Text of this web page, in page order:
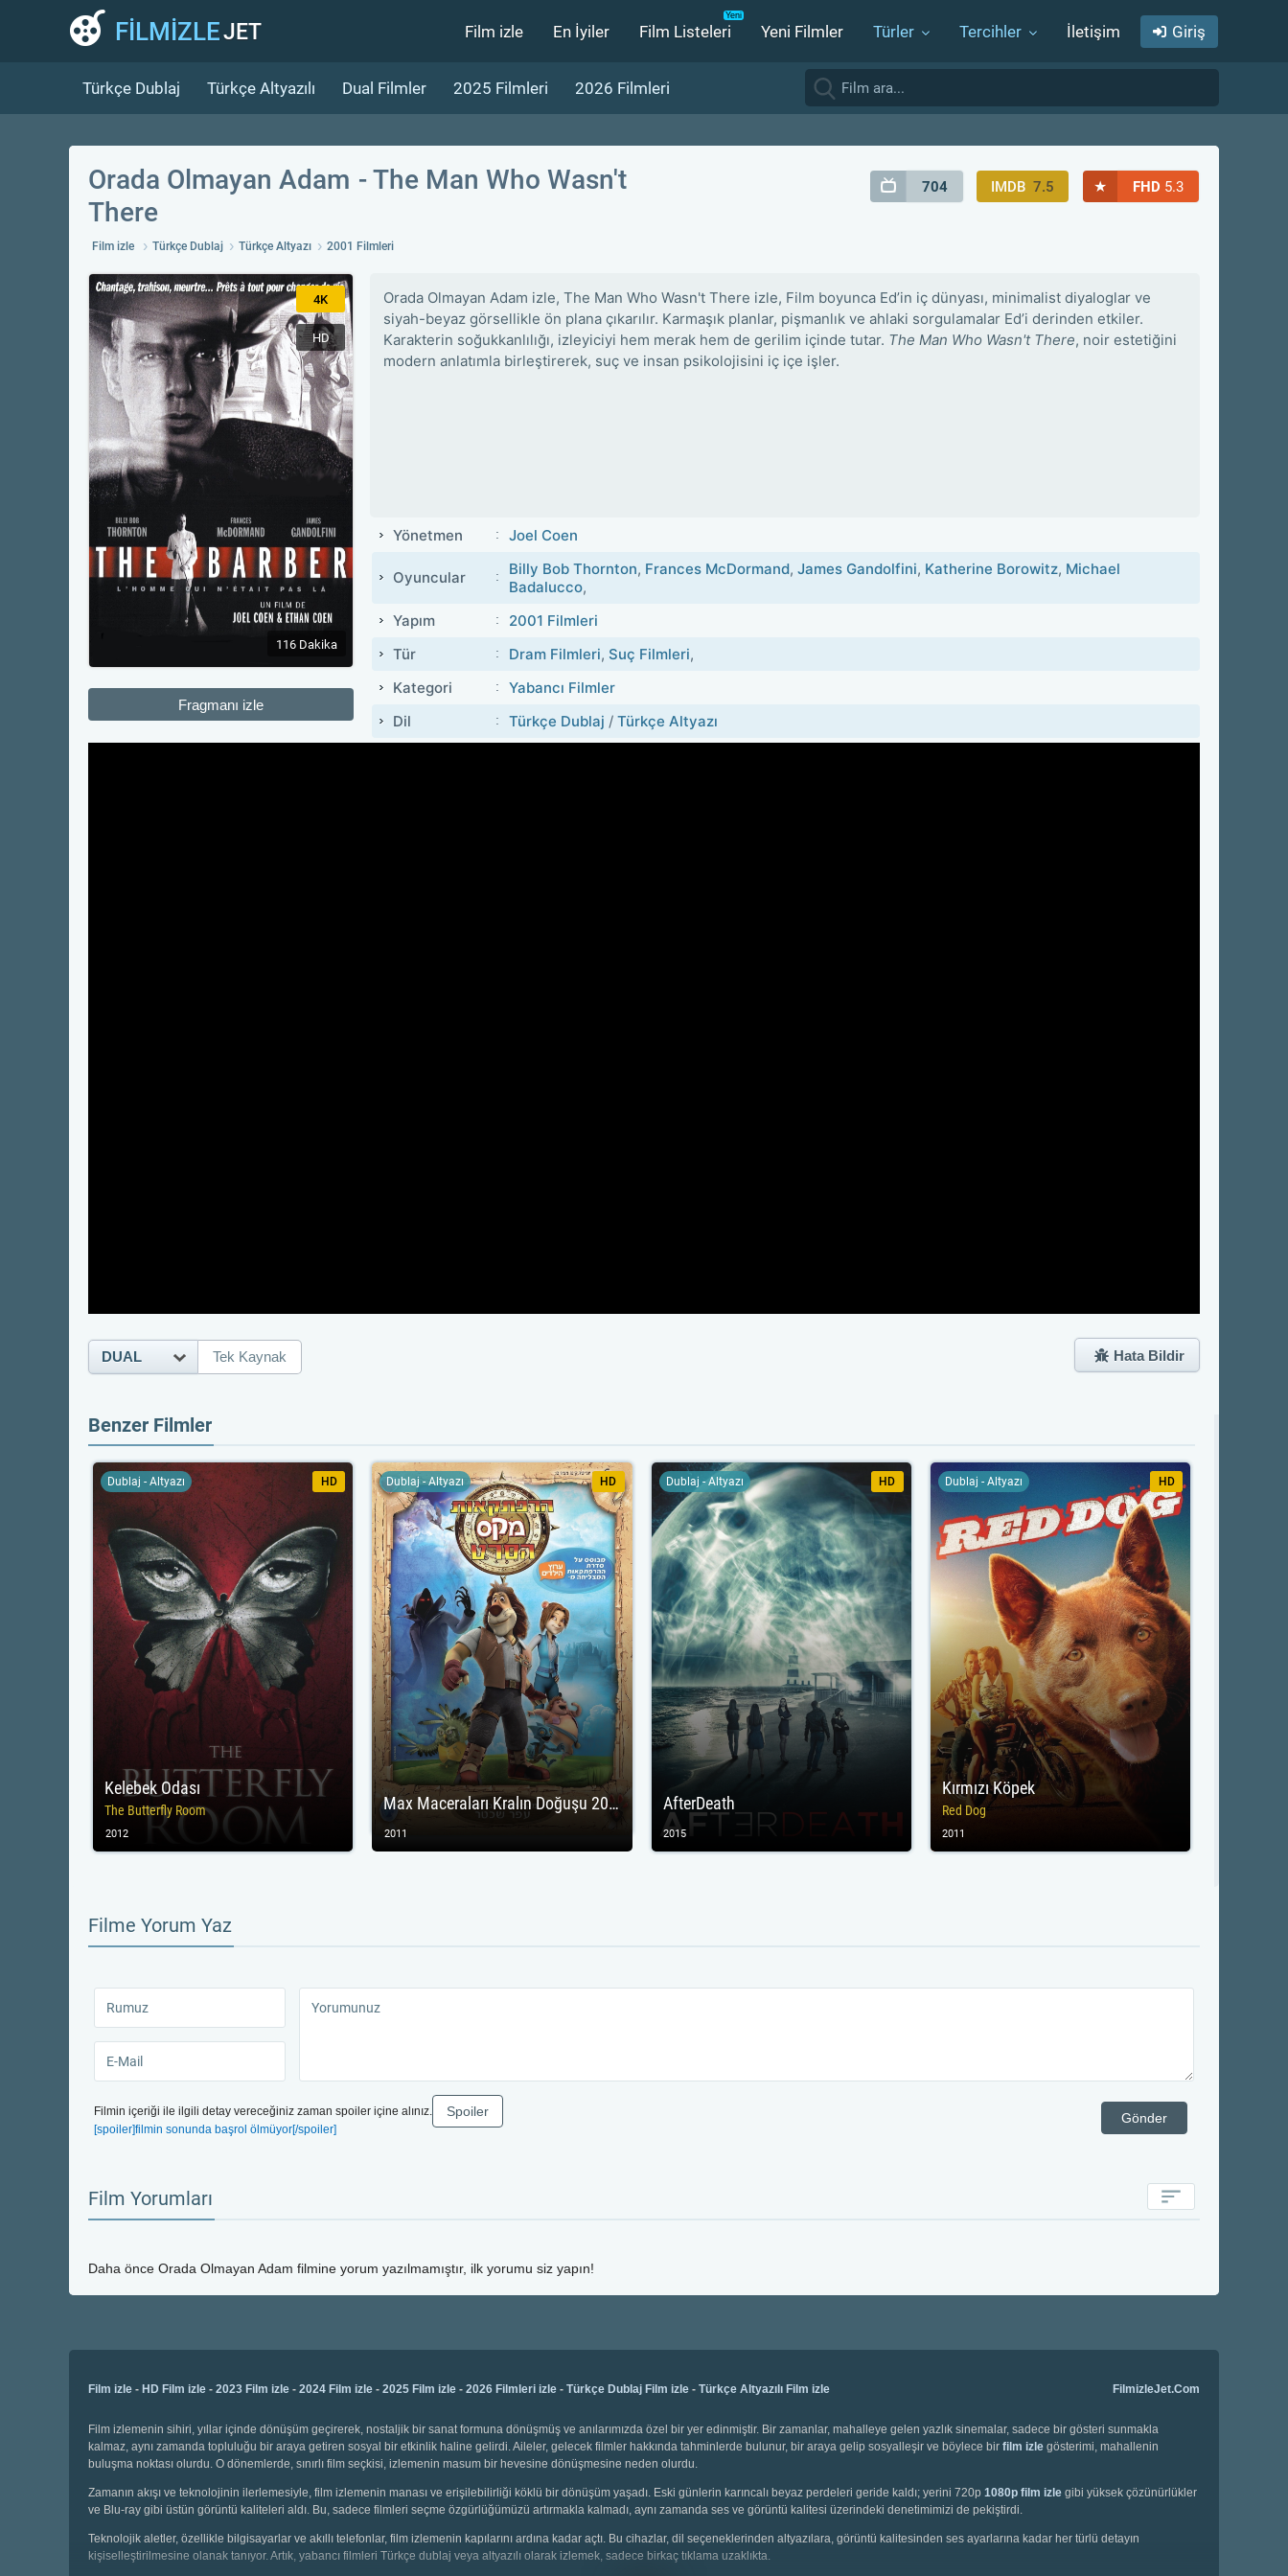
FİLMİZLEJET Film izle En İyiler Film Listeleri Yeni Filmler Türler Tercihler İletişim Giriş
Türkçe Dublaj Türkçe Altyazılı Dual Filmler 2025 Filmleri 2026 Filmleri
Orada Olmayan Adam
The Man Who Wasn't
There
Film izle Türkçe Dublaj Türkçe Altyazı 2001 Filmleri
704 IMDB 7.5 ★ FHD 5.3
4K
HD
116 Dakika
Fragmanı izle
Orada Olmayan Adam izle, The Man Who Wasn't There izle, Film boyunca Ed’in iç dünyası, minimalist diyaloglar ve
siyah-beyaz görsellikle ön plana çıkarılır. Karmaşık planlar, pişmanlık ve ahlaki sorgulamalar Ed’i derinden etkiler.
Karakterin soğukkanlılığı, izleyiciyi hem merak hem de gerilim içinde tutar. The Man Who Wasn't There, noir estetiğini
modern anlatımla birleştirerek, suç ve insan psikolojisini iç içe işler.
Yönetmen Joel Coen
Oyuncular Billy Bob Thornton, Frances McDormand, James Gandolfini, Katherine Borowitz, Michael
Badalucco,
Yapım
2001 Filmleri
Tür
Dram Filmleri, Suç Filmleri,
Kategori
Yabancı Filmler
Dil
Türkçe Dublaj / Türkçe Altyazı
DUAL Tek Kaynak Hata Bildir
Benzer Filmler
Kelebek Odası
The Butterfly Room
Dublaj - Altyazı HD
2012
Max Maceraları Kralın Doğuşu 2012
Dublaj - Altyazı HD
2011
AfterDeath
Dublaj - Altyazı HD
2015
Kırmızı Köpek
Red Dog
Dublaj - Altyazı HD
2011
Filme Yorum Yaz
Filmin içeriği ile ilgili detay vereceğiniz zaman spoiler içine alınız.
[spoiler]filmin sonunda başrol ölmüyor[/spoiler]
Gönder
Spoiler
Film Yorumları
Daha önce Orada Olmayan Adam filmine yorum yazılmamıştır, ilk yorumu siz yapın!
Film izle - HD Film izle - 2023 Film izle - 2024 Film izle - 2025 Film izle - 2026 Filmleri izle - Türkçe Dublaj Film izle - Türkçe Altyazılı Film izle FilmizleJet.Com
Film izlemenin sihiri, yıllar içinde dönüşüm geçirerek, nostaljik bir sanat formuna dönüşmüş ve anılarımızda özel bir yer edinmiştir. Bir zamanlar, mahalleye gelen yazlık sinemalar, sadece bir gösteri sunmakla
kalmaz, aynı zamanda topluluğu bir araya getiren sosyal bir etkinlik haline gelirdi. Aileler, gelecek filmler hakkında tahminlerde bulunur, bir araya gelip sosyalleşir ve böylece bir film izle gösterimi, mahallenin
buluşma noktası olurdu. O dönemlerde, sınırlı film seçkisi, izlemenin masum bir hevesine dönüşmesine neden olurdu.
Zamanın akışı ve teknolojinin ilerlemesiyle, film izlemenin manası ve erişilebilirliği köklü bir dönüşüm yaşadı. Eski günlerin karıncalı beyaz perdeleri geride kaldı; yerini 720p 1080p film izle gibi yüksek çözünürlükler
ve Blu-ray gibi üstün görüntü kaliteleri aldı. Bu, sadece filmleri seçme özgürlüğümüzü artırmakla kalmadı, aynı zamanda ses ve görüntü kalitesi üzerindeki denetimimizi de pekiştirdi.
Teknolojik aletler, özellikle bilgisayarlar ve akıllı telefonlar, film izlemenin kapılarını ardına kadar açtı. Bu cihazlar, dil seçeneklerinden altyazılara, görüntü kalitesinden ses ayarlarına kadar her türlü detayın
kişiselleştirilmesine olanak tanıyor. Artık, yabancı filmleri Türkçe dublaj veya altyazılı olarak izlemek, sadece birkaç tıklama uzaklıkta.